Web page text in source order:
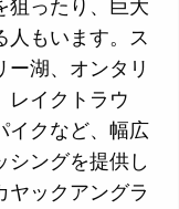
狙ったり、巨大
人もいます。ス
湖、オンタリ
レイクトラウ
イクなど、幅広
シングを提供し
ヤックアングラ